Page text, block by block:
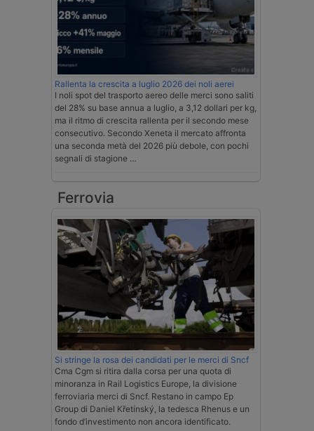
Rallenta la crescita a luglio 2026 dei noli aerei
I noli spot del trasporto aereo delle merci sono saliti
del 28% su base annua a luglio, a 3,12 dollari per kg,
ma il ritmo di crescita rallenta per il secondo mese
consecutivo. Secondo Xeneta il mercato affronta
una seconda metà del 2026 più debole, con pochi
segnali di stagione …
Ferrovia
Si stringe la rosa dei candidati per le merci di Sncf
Cma Cgm si ritira dalla corsa per una quota di
minoranza in Rail Logistics Europe, la divisione
ferroviaria merci di Sncf. Restano in campo Ep
Group di Daniel Křetínský, la tedesca Rhenus e un
fondo d’investimento non ancora identificato.